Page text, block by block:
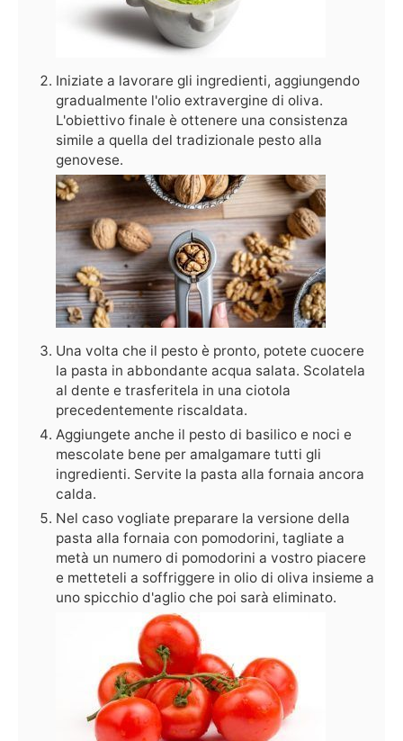
Iniziate a lavorare gli ingredienti, aggiungendo
gradualmente l'olio extravergine di oliva.
L'obiettivo finale è ottenere una consistenza
simile a quella del tradizionale pesto alla
genovese.
Una volta che il pesto è pronto, potete cuocere
la pasta in abbondante acqua salata. Scolatela
al dente e trasferitela in una ciotola
precedentemente riscaldata.
Aggiungete anche il pesto di basilico e noci e
mescolate bene per amalgamare tutti gli
ingredienti. Servite la pasta alla fornaia ancora
calda.
Nel caso vogliate preparare la versione della
pasta alla fornaia con pomodorini, tagliate a
metà un numero di pomodorini a vostro piacere
e metteteli a soffriggere in olio di oliva insieme a
uno spicchio d'aglio che poi sarà eliminato.